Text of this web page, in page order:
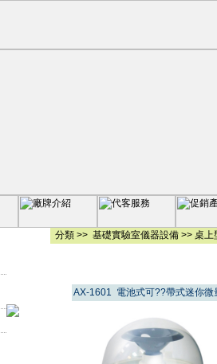
分類 >> 基礎實驗室儀器設備>> 桌上
AX-1601 電池式可??帶式迷你微